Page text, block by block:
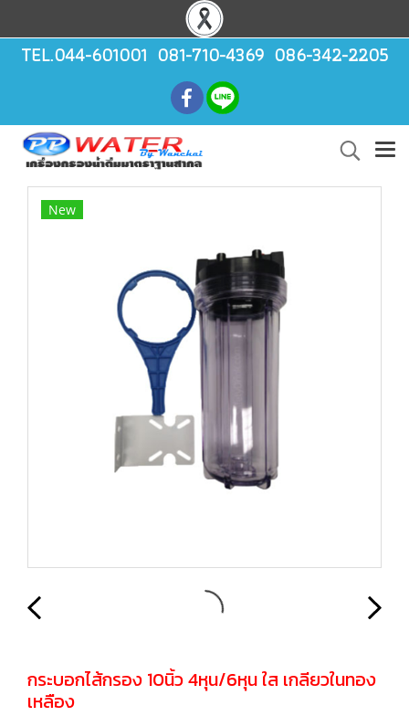
TEL.044-601001 081-710-4369 086-342-2205
New
กระบอกไส้กรอง 10นิ้ว 4หุน/6หุน ใส เกลียวในทอง
เหลือง